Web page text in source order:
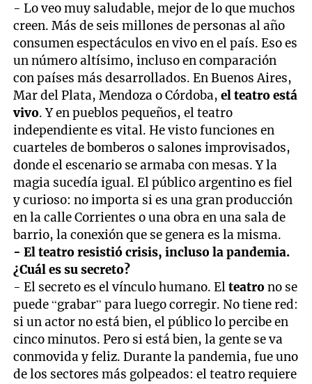
- Lo veo muy saludable, mejor de lo que muchos
creen. Más de seis millones de personas al año
consumen espectáculos en vivo en el país. Eso es
un número altísimo, incluso en comparación
con países más desarrollados. En Buenos Aires,
Mar del Plata, Mendoza o Córdoba,el teatro está
vivo. Y en pueblos pequeños, el teatro
independiente es vital. He visto funciones en
cuarteles de bomberos o salones improvisados,
donde el escenario se armaba con mesas. Y la
magia sucedía igual. El público argentino es fiel
y curioso: no importa si es una gran producción
en la calle Corrientes o una obra en una sala de
barrio, la conexión que se genera es la misma.
- El teatro resistió crisis, incluso la pandemia.
¿Cuál es su secreto?
- El secreto es el vínculo humano. Elteatrono se
puede “grabar” para luego corregir. No tiene red:
si un actor no está bien, el público lo percibe en
cinco minutos. Pero si está bien, la gente se va
conmovida y feliz. Durante la pandemia, fue uno
de los sectores más golpeados: el teatro requiere